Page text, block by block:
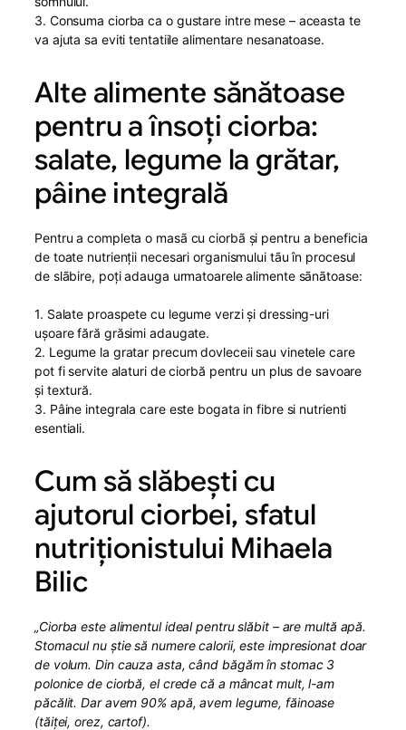
3. Consuma ciorba ca o gustare intre mese – aceasta te
va ajuta sa eviti tentatiile alimentare nesanatoase.
Alte alimente sănătoase
pentru a însoți ciorba:
salate, legume la grătar,
pâine integrală
Pentru a completa o masã cu ciorbã și pentru a beneficia
de toate nutrienții necesari organismului tãu în procesul
de slãbire, poți adauga urmatoarele alimente sãnãtoase:
1. Salate proaspete cu legume verzi și dressing-uri
ușoare fără grăsimi adaugate.
2. Legume la gratar precum dovleceii sau vinetele care
pot fi servite alaturi de ciorbă pentru un plus de savoare
și textură.
3. Pâine integrala care este bogata in fibre si nutrienti
esentiali.
Cum să slăbești cu
ajutorul ciorbei, sfatul
nutriționistului Mihaela
Bilic
„Ciorba este alimentul ideal pentru slăbit – are multă apă.
Stomacul nu știe să numere calorii, este impresionat doar
de volum. Din cauza asta, când băgăm în stomac 3
polonice de ciorbă, el crede că a mâncat mult, l-am
păcălit. Dar avem 90% apă, avem legume, făinoase
(tăiței, orez, cartof).